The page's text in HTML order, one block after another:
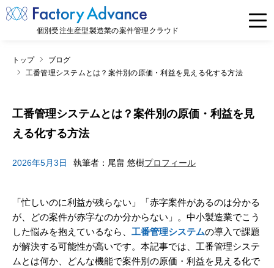
個別受注生産型製造業の案件管理クラウド
トップ
ブログ
工番管理システムとは？案件別の原価・利益を見える化する方法
工番管理システムとは？案件別の原価・利益を見
える化する方法
2026年5月3日 執筆者：尾畠 悠樹プロフィール
「忙しいのに利益が残らない」「赤字案件があるのは分かる
が、どの案件が赤字なのか分からない」。中小製造業でこう
した悩みを抱えているなら、 工番管理システムの導入で課題
が解決する可能性が高いです。本記事では、工番管理システ
ムとは何か、どんな機能で案件別の原価・利益を見える化で